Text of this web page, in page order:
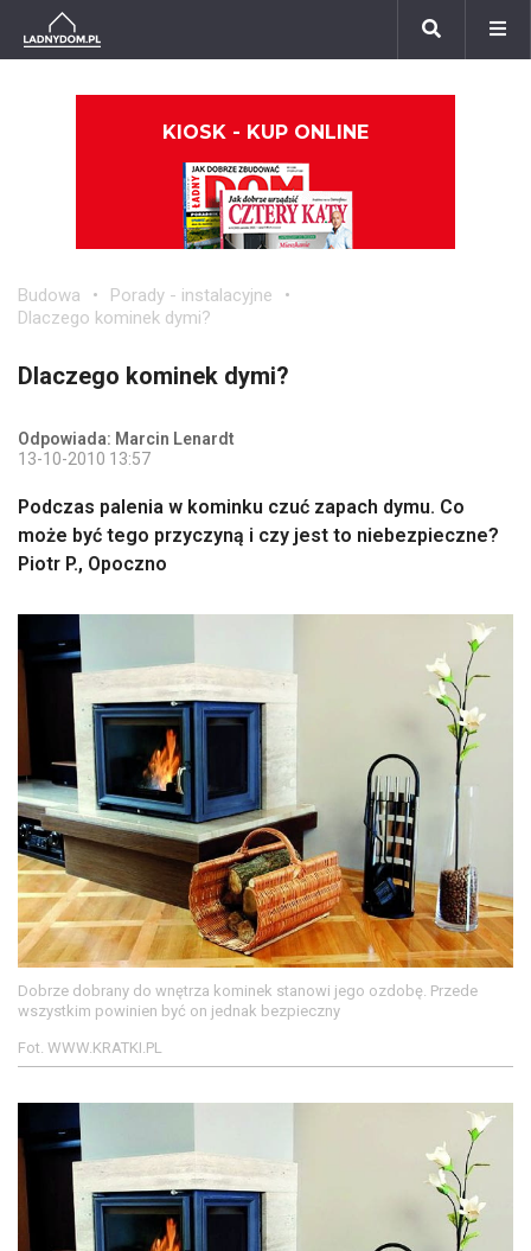
KIOSK - KUP ONLINE
Budowa
Porady - instalacyjne
Dlaczego kominek dymi?
Dlaczego kominek dymi?
Odpowiada: Marcin Lenardt
13-10-2010 13:57
Podczas palenia w kominku czuć zapach dymu. Co
może być tego przyczyną i czy jest to niebezpieczne?
Piotr P., Opoczno
Dobrze dobrany do wnętrza kominek stanowi jego ozdobę. Przede
wszystkim powinien być on jednak bezpieczny
Fot. WWW.KRATKI.PL